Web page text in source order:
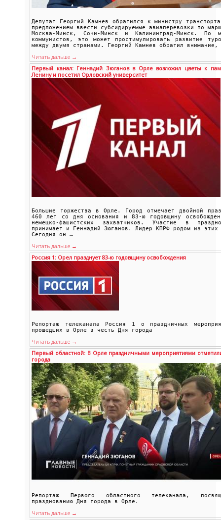
Депутат Георгий Камнев обратился к министру
предложением ввести субсидируемые авиаперевозки по
Москва-Минск, Сочи-Минск и Калининград-Минск. По
коммунистов, это может простимулировать развитие
между двумя странами. Георгий Камнев обратил
Читать дальше →
Первый канал: Геннадий Зюганов в Орле возложил цветы к
Ленину и посетил Орловский университет
Большие торжества в Орле. Город отмечает двойной
460 лет со дня основания и 83-ю годовщину
немецко-фашистских захватчиков. Участие в
принимает и Геннадий Зюганов. Лидер КПРФ родом из
Сегодня он …
Читать дальше →
Россия 1: Орел празднует 83-ю годовщину освобождения
Репортаж телеканала Россия 1 о праздничных
прошедших в Орле в честь Дня города
Читать дальше →
Первый областной: В Орле праздничными мероприятиями
города
Репортаж Первого областного телеканала,
празднованию Дня города в Орле.
Читать дальше →